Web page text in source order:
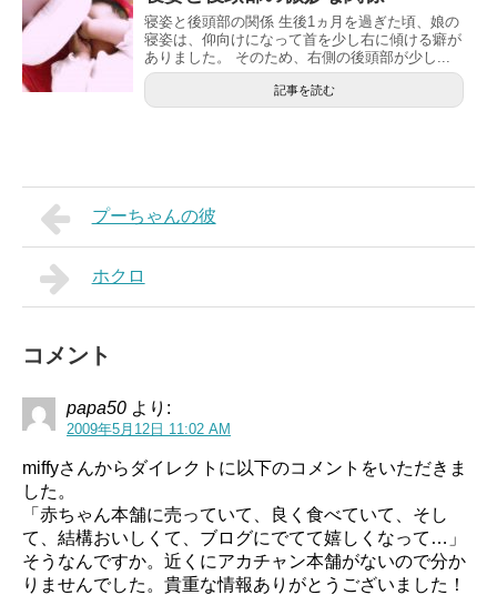
寝姿と後頭部の関係 生後1ヵ月を過ぎた頃、娘の
寝姿は、仰向けになって首を少し右に傾ける癖が
ありました。 そのため、右側の後頭部が少し...
記事を読む
プーちゃんの彼
ホクロ
コメント
papa50 より:
2009年5月12日 11:02 AM
miffyさんからダイレクトに以下のコメントをいただきま
した。
「赤ちゃん本舗に売っていて、良く食べていて、そし
て、結構おいしくて、ブログにでてて嬉しくなって…」
そうなんですか。近くにアカチャン本舗がないので分か
りませんでした。貴重な情報ありがとうございました！